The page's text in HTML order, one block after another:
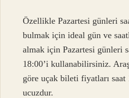
Özellikle Pazartesi günleri
bulmak için ideal gün ve
almak için Pazartesi günleri
18:00’i kullanabilirsiniz.
göre uçak bileti fiyatları saat
ucuzdur.